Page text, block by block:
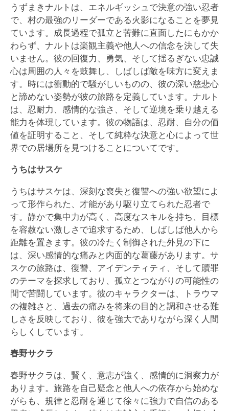
うずまきナルトは、エネルギッシュで決意の強い忍者
で、村の最強のリーダーである火影になることを夢見
ています。成長過程で孤立と苦難に直面したにもかか
わらず、ナルトは楽観主義や他人への信念を決して失
いません。彼の回復力、勇気、そして揺るぎない忠誠
心は周囲の人々を鼓舞し、しばしば敵を味方に変えま
す。時には衝動的で騒がしいものの、彼の深い慈悲心
と諦めない姿勢が彼の旅路を定義しています。ナルト
は、忍耐力、感情的な強さ、そして逆境を乗り越える
能力を体現しています。彼の物語は、忍耐、自分の価
値を証明すること、そして純粋な決意と心によって世
界での居場所を見つけることについてです。
うちはサスケ
うちはサスケは、深刻な喪失と復讐への強い欲望によ
って形作られた、才能があり駆り立てられた忍者で
す。静かで集中力が高く、高度なスキルを持ち、目標
を容赦ない激しさで追求するため、しばしば他人から
距離を置きます。彼の冷たく制御された外見の下に
は、深い感情的な痛みと内面的な葛藤があります。サ
スケの旅路は、復讐、アイデンティティ、そして贖罪
のテーマを探求しており、孤立とつながりの可能性の
間で苦闘しています。彼のキャラクターは、トラウマ
の複雑さと、過去の痛みを将来の目的と調和させる難
しさを反映しており、彼を強大でありながら深く人間
らしくしています。
春野サクラ
春野サクラは、賢く、意志が強く、感情的に洞察力が
あります。旅路を自己疑念と他人への依存から始めな
がらも、規律と忍耐を通じて徐々に強力で自信のある